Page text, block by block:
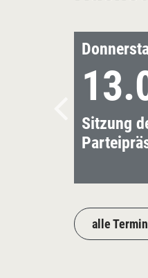
Sitzung
alle